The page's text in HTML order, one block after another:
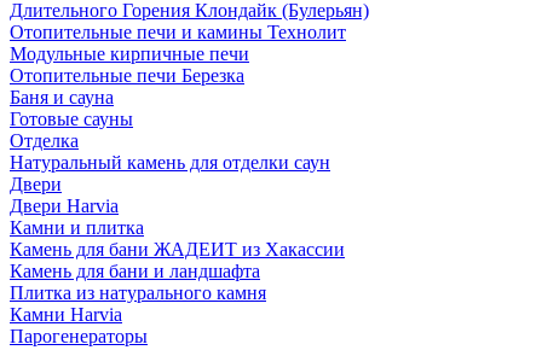
Длительного Горения Клондайк (Булерьян)
Отопительные печи и камины Технолит
Модульные кирпичные печи
Отопительные печи Березка
Баня и сауна
Готовые сауны
Отделка
Натуральный камень для отделки саун
Двери
Двери Harvia
Камни и плитка
Камень для бани ЖАДЕИТ из Хакассии
Камень для бани и ландшафта
Плитка из натурального камня
Камни Harvia
Парогенераторы